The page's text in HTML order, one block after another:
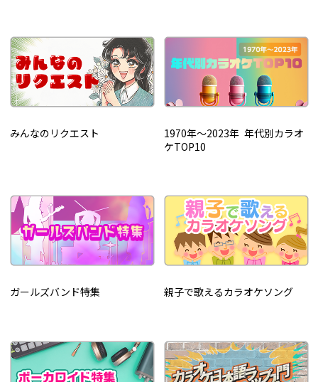
みんなのリクエスト
1970年～2023年 年代別カラオ
ケTOP10
ガールズバンド特集 親子で歌えるカラオケソング